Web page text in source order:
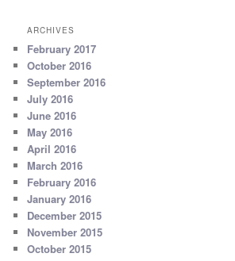
ARCHIVES
February 2017
October 2016
September 2016
July 2016
June 2016
May 2016
April 2016
March 2016
February 2016
January 2016
December 2015
November 2015
October 2015